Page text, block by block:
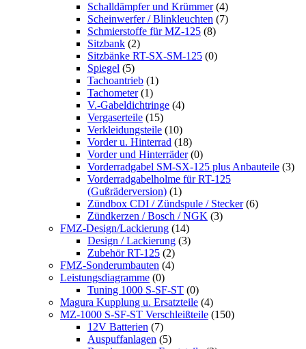
Schalldämpfer und Krümmer (4)
Scheinwerfer / Blinkleuchten (7)
Schmierstoffe für MZ-125 (8)
Sitzbank (2)
Sitzbänke RT-SX-SM-125 (0)
Spiegel (5)
Tachoantrieb (1)
Tachometer (1)
V.-Gabeldichtringe (4)
Vergaserteile (15)
Verkleidungsteile (10)
Vorder u. Hinterrad (18)
Vorder und Hinterräder (0)
Vorderradgabel SM-SX-125 plus Anbauteile (3)
Vorderradgabelholme für RT-125
(Gußräderversion) (1)
Zündbox CDI / Zündspule / Stecker (6)
Zündkerzen / Bosch / NGK (3)
FMZ-Design/Lackierung (14)
Design / Lackierung (3)
Zubehör RT-125 (2)
FMZ-Sonderumbauten (4)
Leistungsdiagramme (0)
Tuning 1000 S-SF-ST (0)
Magura Kupplung u. Ersatzteile (4)
MZ-1000 S-SF-ST Verschleißteile (150)
12V Batterien (7)
Auspuffanlagen (5)